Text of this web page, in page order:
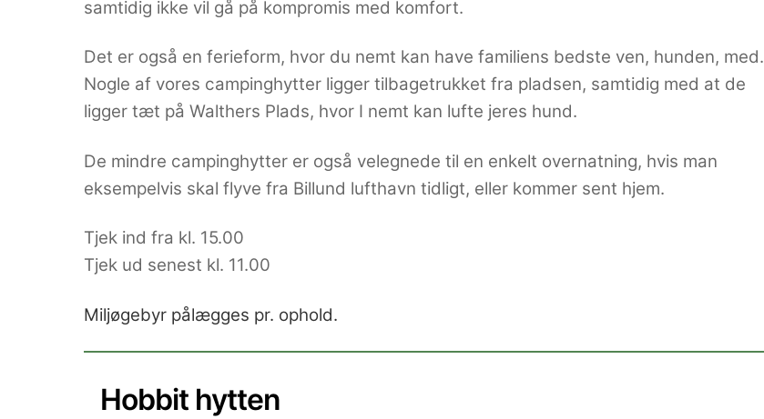
samtidig ikke vil gå på kompromis med komfort.
Det er også en ferieform, hvor du nemt kan have familiens bedste ven, hunden, med.
Nogle af vores campinghytter ligger tilbagetrukket fra pladsen, samtidig med at de
ligger tæt på Walthers Plads, hvor I nemt kan lufte jeres hund.
De mindre campinghytter er også velegnede til en enkelt overnatning, hvis man
eksempelvis skal flyve fra Billund lufthavn tidligt, eller kommer sent hjem.
Tjek ind fra kl. 15.00
Tjek ud senest kl. 11.00
Miljøgebyr pålægges pr. ophold.
Hobbit hytten